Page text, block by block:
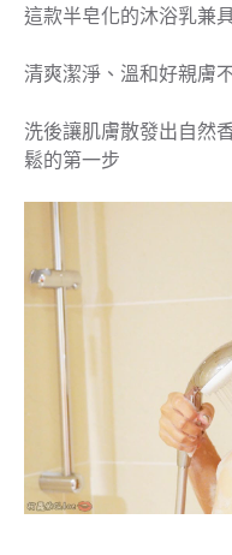
這款半皂化的沐浴乳兼
清爽潔淨、溫和好親膚
洗後讓肌膚散發出自然
鬆的第一步